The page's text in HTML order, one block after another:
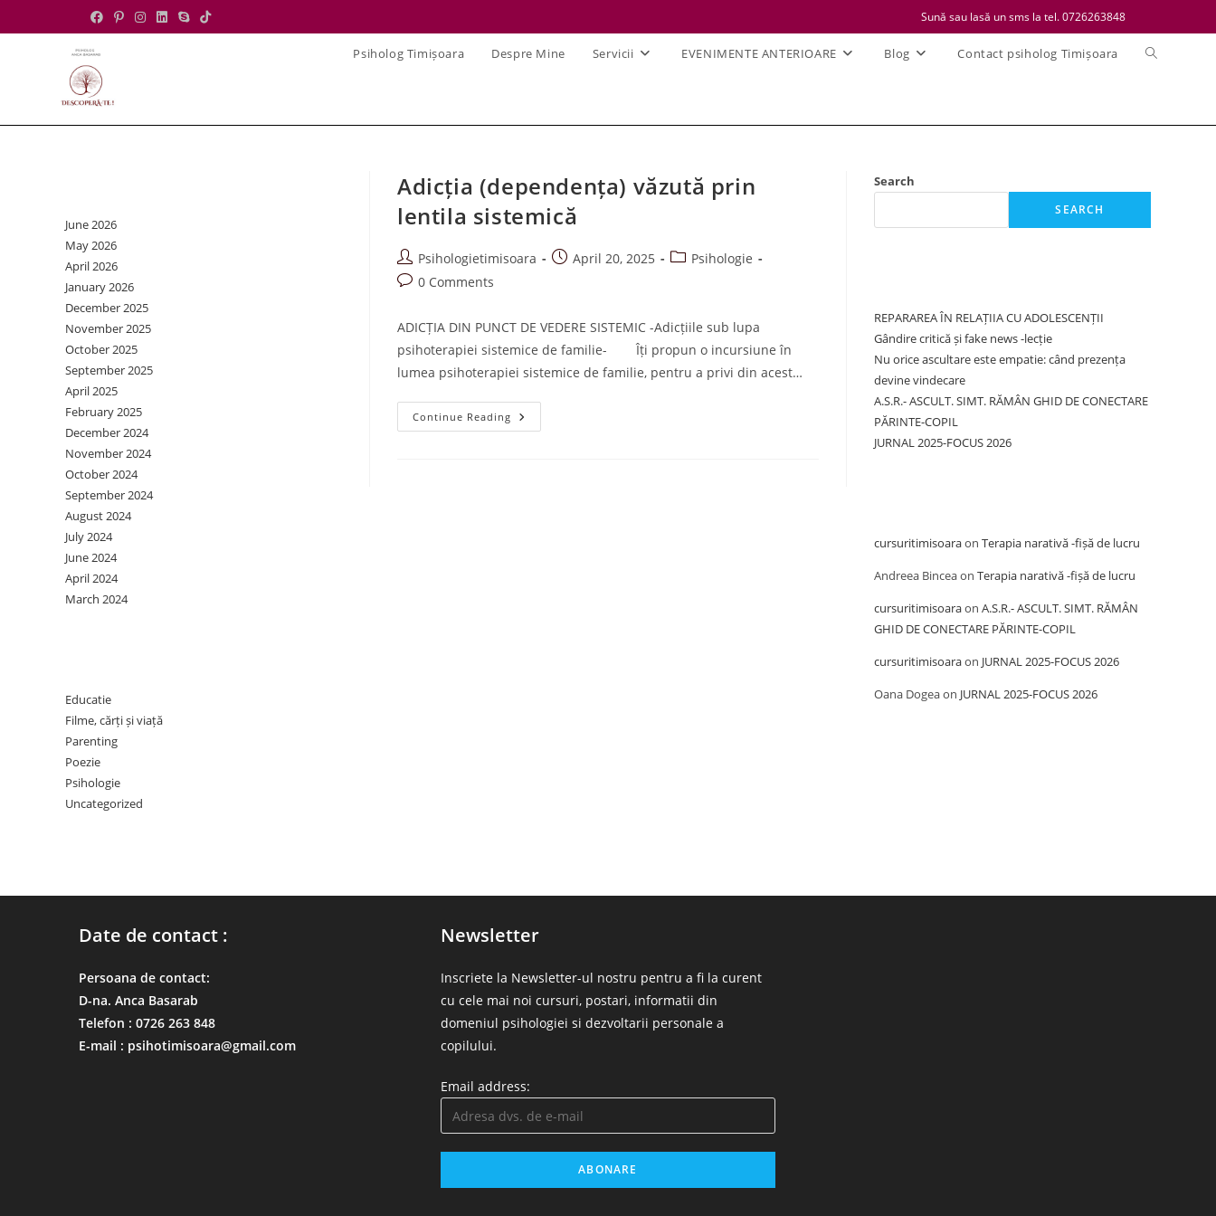
to
Sună sau lasă un sms la tel. 0726263848
Psiholog Timișoara Despre Mine Servicii EVENIMENTE ANTERIOARE Blog Contact psiholog Timișoara
Toggle
Adicția (dependența) văzută prin
lentila sistemică
Post
author:
Psihologietimisoara
PostApril 20, 2025
PostPsihologie
Post0 Comments
ADICȚIA DIN PUNCT DE VEDERE SISTEMIC -Adicțiile sub lupa
psihoterapiei sistemice de familie- Îți propun o incursiune în
lumea psihoterapiei sistemice de familie, pentru a privi din acest…
Continue Reading Adicția
(dependența)
June 2026
May 2026
April 2026
January 2026
December 2025
November 2025
October 2025
September 2025
April 2025
February 2025
December 2024
November 2024
October 2024
September 2024
August 2024
July 2024
June 2024
April 2024
March 2024
Educatie
Filme, cărți și viață
Parenting
Poezie
Psihologie
Uncategorized
Search
SEARCH
REPARAREA ÎN RELAȚIIA CU ADOLESCENȚII
Gândire critică și fake news -lecție
Nu orice ascultare este empatie: când prezența
devine vindecare
A.S.R.- ASCULT. SIMT. RĂMÂN GHID DE CONECTARE
PĂRINTE-COPIL
JURNAL 2025-FOCUS 2026
cursuritimisoaraon Terapia narativă -fișă de lucru
Andreea Binceaon Terapia narativă -fișă de lucru
cursuritimisoaraon A.S.R.- ASCULT. SIMT. RĂMÂN
GHID DE CONECTARE PĂRINTE-COPIL
cursuritimisoaraon JURNAL 2025-FOCUS 2026
Oana Dogeaon JURNAL 2025-FOCUS 2026
Date de contact :
Persoana de contact:
D-na. Anca Basarab
Telefon : 0726 263 848
E-mail : psihotimisoara@gmail.com
Newsletter
Inscriete la Newsletter-ul nostru pentru a fi la curent
cu cele mai noi cursuri, postari, informatii din
domeniul psihologiei si dezvoltarii personale a
copilului.
Email address: